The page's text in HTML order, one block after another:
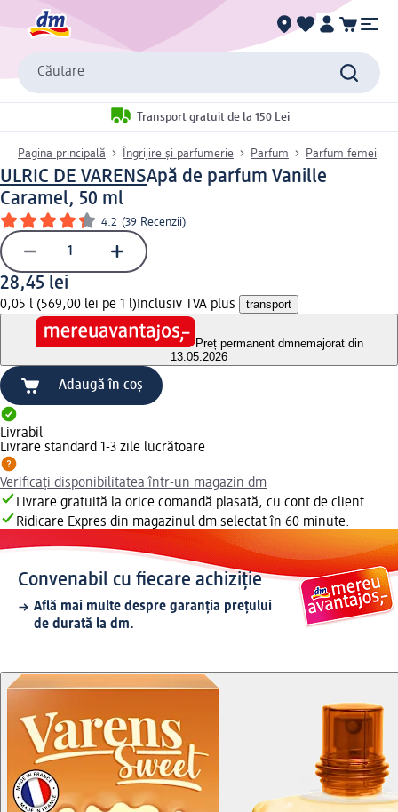
Căutare
Transport gratuit de la 150 Lei
Pagina principală Îngrijire și parfumerie Parfum Parfum femei
ULRIC DE VARENSApă de parfum Vanille
Caramel, 50 ml
4.2 (39 Recenzii)
28,45 lei
0,05 l (569,00 lei pe 1 l) Inclusiv TVA plus transport
Preț permanent dmnemajorat din
13.05.2026
Adaugă în coș
Livrabil
Livrare standard 1-3 zile lucrătoare
Verificați disponibilitatea într-un magazin dm
Livrare gratuită la orice comandă plasată, cu cont de client
Ridicare Expres din magazinul dm selectat în 60 minute.
Convenabil cu fiecare achiziție
Află mai multe despre garanția prețului
de durată la dm.